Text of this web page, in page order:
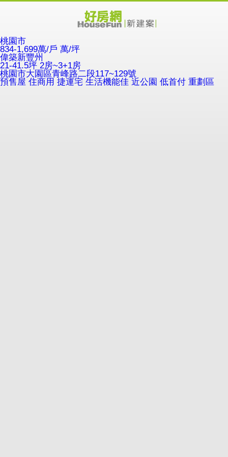
桃園市
834-1,699萬/戶 萬/坪
偉築新豐州
21-41.5坪 2房~3+1房
桃園市大園區青峰路二段117~129號
預售屋 住商用 捷運宅 生活機能佳 近公園 低首付 重劃區